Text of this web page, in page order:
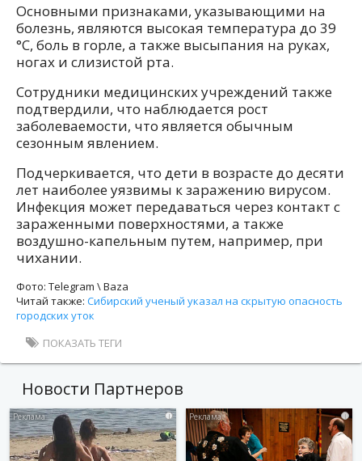
Основными признаками, указывающими на
болезнь, являются высокая температура до 39
°C, боль в горле, а также высыпания на руках,
ногах и слизистой рта.
Сотрудники медицинских учреждений также
подтвердили, что наблюдается рост
заболеваемости, что является обычным
сезонным явлением.
Подчеркивается, что дети в возрасте до десяти
лет наиболее уязвимы к заражению вирусом.
Инфекция может передаваться через контакт с
зараженными поверхностями, а также
воздушно-капельным путем, например, при
чихании.
Фото: Telegram \ Baza
Читай также: Сибирский ученый указал на скрытую опасность
городских уток
ПОКАЗАТЬ ТЕГИ
Новости Партнеров
i i